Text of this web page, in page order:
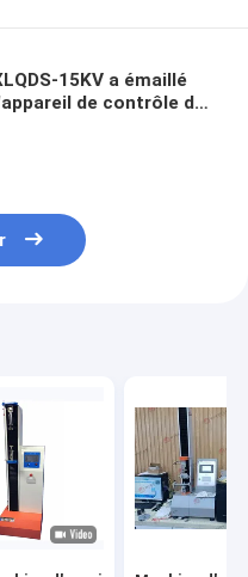
15KV a émaillé
de contrôle de